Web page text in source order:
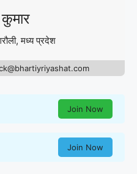
मध्य प्रदेश
Join Now
Join Now